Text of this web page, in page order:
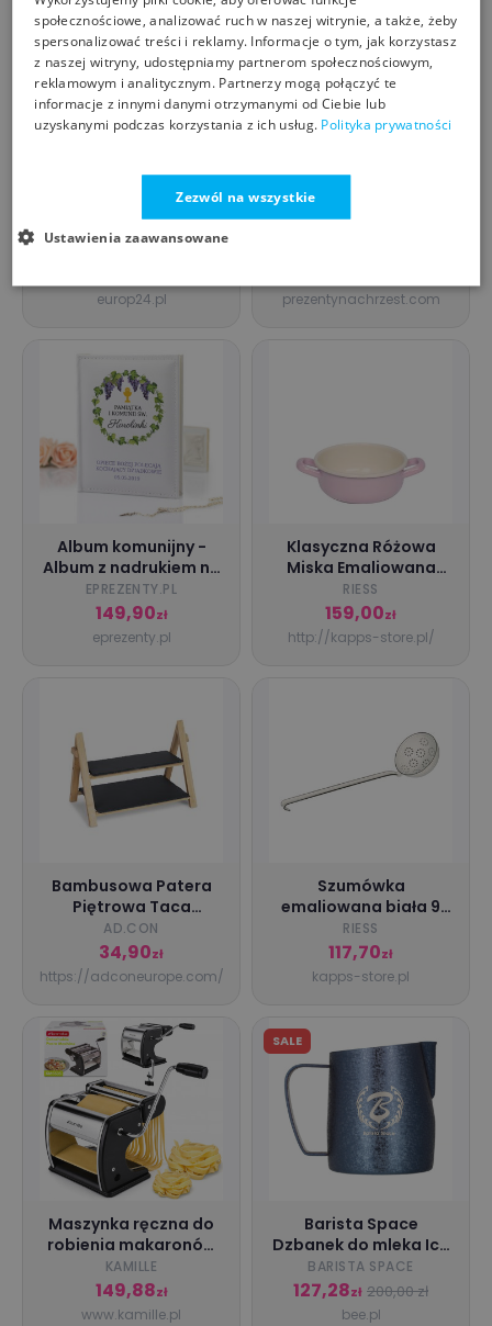
Marmurowy moździerz
kinghoff kh 3337
kuchenny ubijak
europ24.pl
Albumy na Chrzest -
prezentynachrzest.com
Album komunijny -
Album z nadrukiem na
komunię - Winogrono
EPREZENTY.PL
149,90zł
eprezenty.pl
Klasyczna Różowa
Miska Emaliowana
0,85 l – Do Gotowania,
Serwowania i
Pieczenia Riess
RIESS
159,00zł
http://kapps-store.pl/
Bambusowa Patera
Piętrowa Taca
Dekoracyjna z Łupki
AD.CON
34,90zł
https://adconeurope.com/
Szumówka
emaliowana biała 9
cm Riess Classic
RIESS
117,70zł
kapps-store.pl
Maszynka ręczna do
robienia makaronów
wałkowania ciasta 2-
w-1 Kamille
KAMILLE
149,88zł
www.kamille.pl
SALE
Barista Space
Dzbanek do mleka Ice
Grain Blue 450 ml
BARISTA SPACE
127,28zł 200,00 zł
bee.pl
społecznościowe, analizować ruch w naszej witrynie, a także, żeby
spersonalizować treści i reklamy. Informacje o tym, jak korzystasz
z naszej witryny, udostępniamy partnerom społecznościowym,
reklamowym i analitycznym. Partnerzy mogą połączyć te
informacje z innymi danymi otrzymanymi od Ciebie lub
uzyskanymi podczas korzystania z ich usług. Polityka prywatności
Zezwól na wszystkie
Ustawienia zaawansowane